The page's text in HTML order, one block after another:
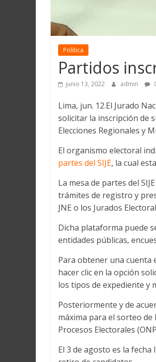
Política
Partidos
junio 13, 2022 admin
Lima, jun. 12.El Jurado
solicitar la inscripción de
Elecciones Regionales y
El organismo electoral
partes del SIJE, la cual
La mesa de partes del
trámites de registro y
JNE o los Jurados
Dicha plataforma puede
entidades públicas,
Para obtener una cuenta
hacer clic en la opción
los tipos de expediente y
Posteriormente y de
máxima para el sorteo de
Procesos Electorales
El 3 de agosto es la